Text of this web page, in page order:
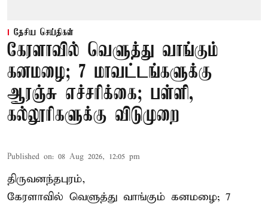
தேசிய செய்திகள்
கேரளாவில் வெளுத்து வாங்கும்
கனமழை; 7 மாவட்டங்களுக்கு
ஆரஞ்சு எச்சரிக்கை; பள்ளி,
கல்லூரிகளுக்கு விடுமுறை
Published on: 08 Aug 2026, 12:05 pm
திருவனந்தபுரம்,
கேரளாவில் வெளுத்து வாங்கும் கனமழை; 7